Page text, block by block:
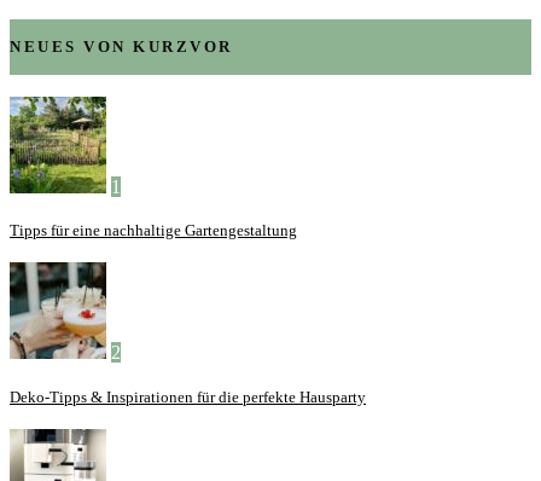
NEUES VON KURZVOR
1
Tipps für eine nachhaltige Gartengestaltung
2
Deko-Tipps & Inspirationen für die perfekte Hausparty